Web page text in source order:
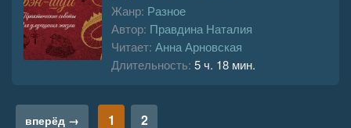
Жанр: Разное
Автор: Правдина Наталия
Читает: Анна Арновская
Длительность: 5 ч. 18 мин.
вперёд → 1 2